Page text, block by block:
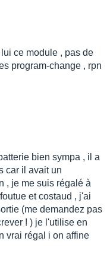
ce module , pas de
program-change , rpn
bien sympa , il a
car il avait un
, je me suis régalé à
et costaud , j'ai
(me demandez pas
! ) je l'utilise en
vrai régal i on affine